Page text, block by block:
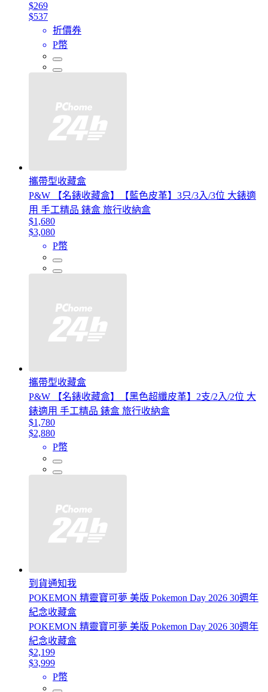
$269
$537
折價券
P幣
攜帶型收藏盒
P&W 【名錶收藏盒】【藍色皮革】3只/3入/3位 大錶適
用 手工精品 錶盒 旅行收納盒
$1,680
$3,080
P幣
攜帶型收藏盒
P&W 【名錶收藏盒】【黑色超纖皮革】2支/2入/2位 大
錶適用 手工精品 錶盒 旅行收納盒
$1,780
$2,880
P幣
到貨通知我
POKEMON 精靈寶可夢 美版 Pokemon Day 2026 30週年
紀念收藏盒
POKEMON 精靈寶可夢 美版 Pokemon Day 2026 30週年
紀念收藏盒
$2,199
$3,999
P幣